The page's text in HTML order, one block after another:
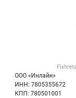
ООО «Инлайн»
ИНН: 7805355672
КПП: 780501001